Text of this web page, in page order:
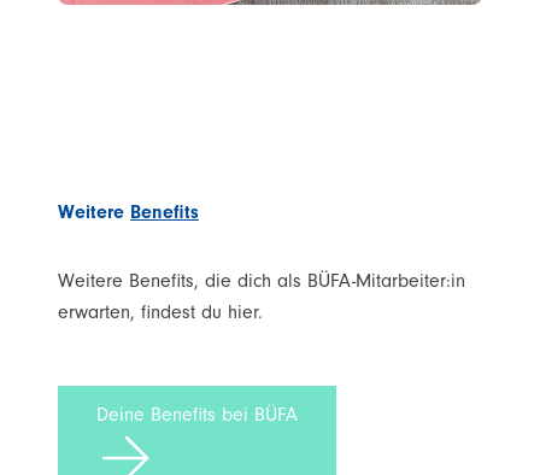
Weitere Benefits
Weitere Benefits, die dich als BÜFA-Mitarbeiter:in
erwarten, findest du hier.
Deine Benefits bei BÜFA